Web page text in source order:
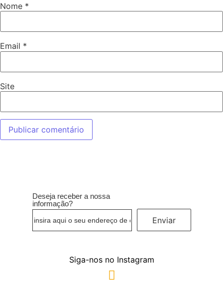
Nome *
Email *
Site
Deseja receber a nossa
informação?
Enviar
Siga-nos no Instagram